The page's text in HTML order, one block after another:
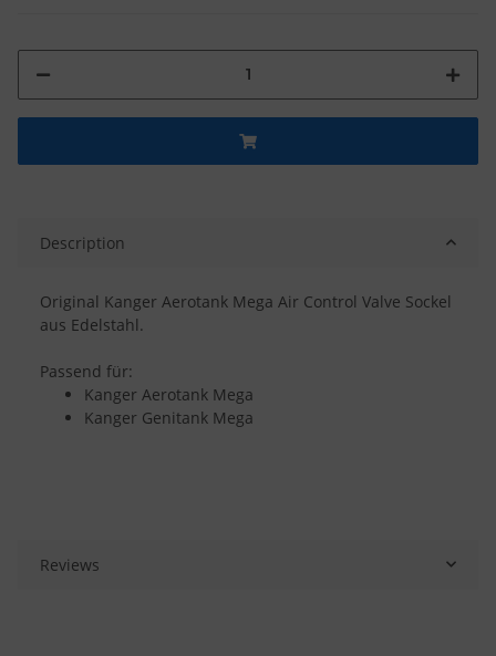
Description
Original Kanger Aerotank Mega Air Control Valve Sockel
aus Edelstahl.
Passend für:
Kanger Aerotank Mega
Kanger Genitank Mega
Reviews